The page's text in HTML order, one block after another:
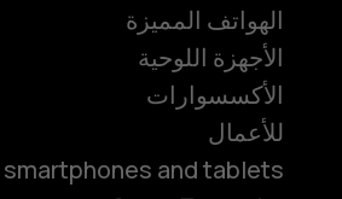
الهواتف المميزة
الأجهزة اللوحية
الأكسسوارات
للأعمال
smartphones and tablets